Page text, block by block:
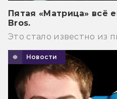
Пятая «Матрица» всё
Bros.
Это стало известно из
Новости